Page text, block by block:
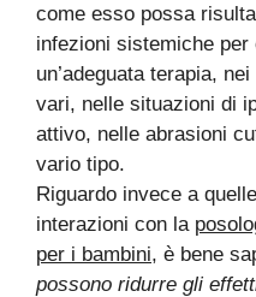
come esso possa
infezioni sistemiche
un’adeguata terapia,
vari, nelle situazioni di
attivo, nelle abrasioni
vario tipo.
Riguardo invece a
interazioni con la
per i bambini, è bene
possono ridurre gli